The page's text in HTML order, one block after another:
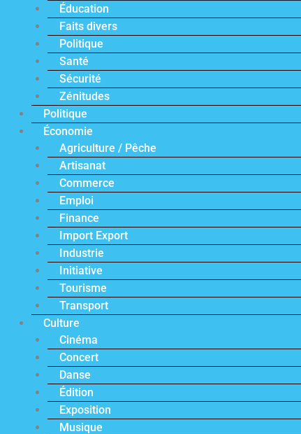
Éducation
Faits divers
Politique
Santé
Sécurité
Zénitudes
Politique
Économie
Agriculture / Pêche
Artisanat
Commerce
Emploi
Finance
Import Export
Industrie
Initiative
Tourisme
Transport
Culture
Cinéma
Concert
Danse
Édition
Exposition
Musique